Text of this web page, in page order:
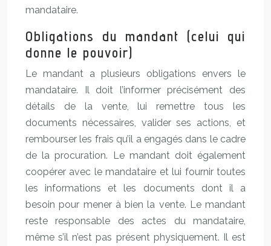
mandataire.
Obligations du mandant (celui qui
donne le pouvoir)
Le mandant a plusieurs obligations envers le
mandataire. Il doit l’informer précisément des
détails de la vente, lui remettre tous les
documents nécessaires, valider ses actions, et
rembourser les frais qu’il a engagés dans le cadre
de la procuration. Le mandant doit également
coopérer avec le mandataire et lui fournir toutes
les informations et les documents dont il a
besoin pour mener à bien la vente. Le mandant
reste responsable des actes du mandataire,
même s’il n’est pas présent physiquement. Il est